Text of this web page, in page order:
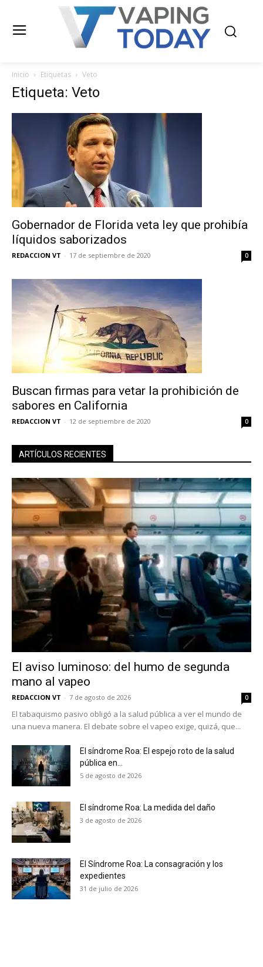
No te pierdas de las
últimas noticias
Suscríbete a nuestro boletín diario y
recibe todas las noticias del vapeo y la
reducción de daños en tu correo
electrónico.
Inicio Etiquetas Veto
Etiqueta: Veto
Gobernador de Florida veta ley que prohibía
líquidos saborizados
REDACCION VT - 17 de septiembre de 2020 0
Buscan firmas para vetar la prohibición de
sabores en California
REDACCION VT - 12 de septiembre de 2020 0
ARTÍCULOS RECIENTES
El aviso luminoso: del humo de segunda
mano al vapeo
REDACCION VT - 7 de agosto de 2026 0
El tabaquismo pasivo obligó a la salud pública a ver el mundo de
una nueva manera. El debate sobre el vapeo exige, quizá, que...
El síndrome Roa: El espejo roto de la salud
pública en...
5 de agosto de 2026
El síndrome Roa: La medida del daño
3 de agosto de 2026
El Síndrome Roa: La consagración y los
expedientes
31 de julio de 2026